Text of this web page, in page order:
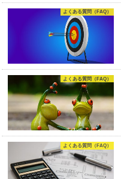
よくある質問（FAQ）
よくある質問（FAQ）
よくある質問（FAQ）